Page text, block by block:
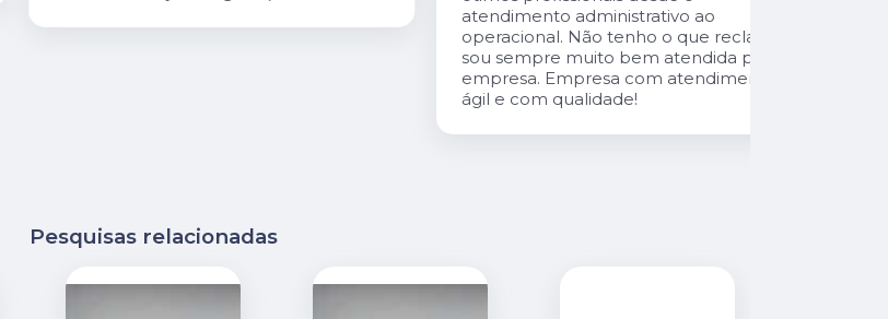
atendimento administrativo ao
operacional. Não tenho o que reclamar,
sou sempre muito bem atendida pela
empresa. Empresa com atendimento
ágil e com qualidade!
Pesquisas relacionadas